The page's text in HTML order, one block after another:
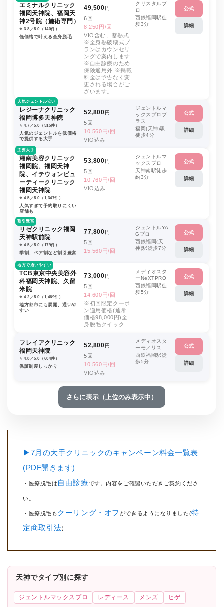
エミナルクリニック
福岡天神院、福岡天
神2号院（施術専門）
⭐️ 3.8／5.0（140件）
低価格で叶える全身脱毛
49,500円
6回
8,250円/回
VIO含む、蓄熱式
※全身熱破壊式プ
ランはカウンセリ
ングで案内します
※自由診療のため
保険適用外 ※掲載
料金は予告なく変
更される場合がご
ざいます。
クリスタルプ
ロ
西鉄福岡駅徒
歩3分
公式
詳細
人気ジェントル安い
レジーナクリニック
福岡博多天神院
⭐️ 4.7／5.0（515件）
人気のジェントルを低価格
で提供する大手
52,800円
5回
10,560円/回
VIO込み
ジェントルマ
ックスプロプ
ラス
福岡(天神)駅
徒歩4分
公式
詳細
主要大手
湘南美容クリニック
福岡院、福岡天神
院、イテウォンビュ
ーティークリニック
福岡天神院
⭐️ 4.5／5.0（1,347件）
人気すぎて予約取りにくい
店舗も
53,800円
5回
10,760円/回
VIO込み
ジェントルマ
ックスプロ
天神南駅徒歩
約3分
公式
詳細
割引豊富
リゼクリニック福岡
天神駅前院
⭐️ 4.5／5.0（179件）
学割、ペア割など割引豊富
77,800円
5回
15,560円/回
ジェントルYA
Gプロ
西鉄福岡(天
神)駅徒歩7分
公式
詳細
地方で通いやすい
TCB東京中央美容外
科福岡天神院、久留
米院
⭐️ 4.2／5.0（1,469件）
地方都市にも展開、通いや
すい
73,000円
5回
14,600円/回
※初回限定クーポ
ン適用価格(通常
価格98,000円)全
身脱毛クイック
メディオスタ
ーNeXTPRO
西鉄福岡駅徒
歩5分
公式
詳細
フレイアクリニック
福岡天神院
⭐️ 4.8／5.0（604件）
保証制度しっかり
52,800円
5回
10,560円/回
VIO込み
メディオスタ
ーモノリス
西鉄福岡駅徒
歩5分
公式
詳細
さらに表示（上位のみ表示中）
▶7月の大手クリニックのキャンペーン料金一覧表
(PDF開きます)
・医療脱毛は 自由診療です。内容をご確認いただきご契約くださ
い。
・医療脱毛も クーリング・オフ ができるようになりました(特
定商取引法)
天神でタイプ別に探す
ジェントルマックスプロ レディース メンズ ヒゲ